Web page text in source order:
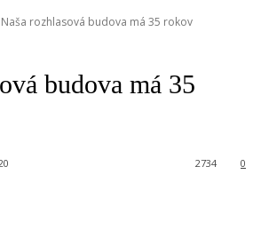
Naša rozhlasová budova má 35 rokov
budova má 35
0
2734